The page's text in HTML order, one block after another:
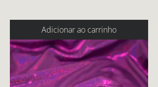
Adicionar ao carrinho